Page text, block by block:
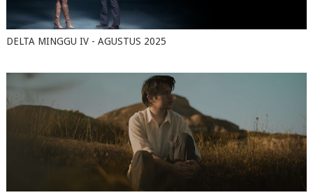
DELTA MINGGU IV - AGUSTUS 2025